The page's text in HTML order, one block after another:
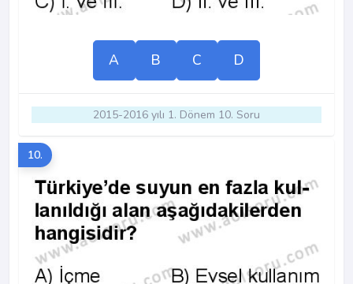
A B C D
2015-2016 yılı 1. Dönem 10. Soru
10.